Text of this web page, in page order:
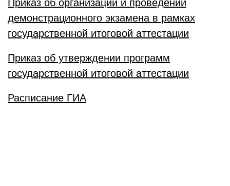
Приказ об организации и проведении
демонстрационного экзамена в рамках
государственной итоговой аттестации
Приказ об утверждении программ
государственной итоговой аттестации
Расписание ГИА